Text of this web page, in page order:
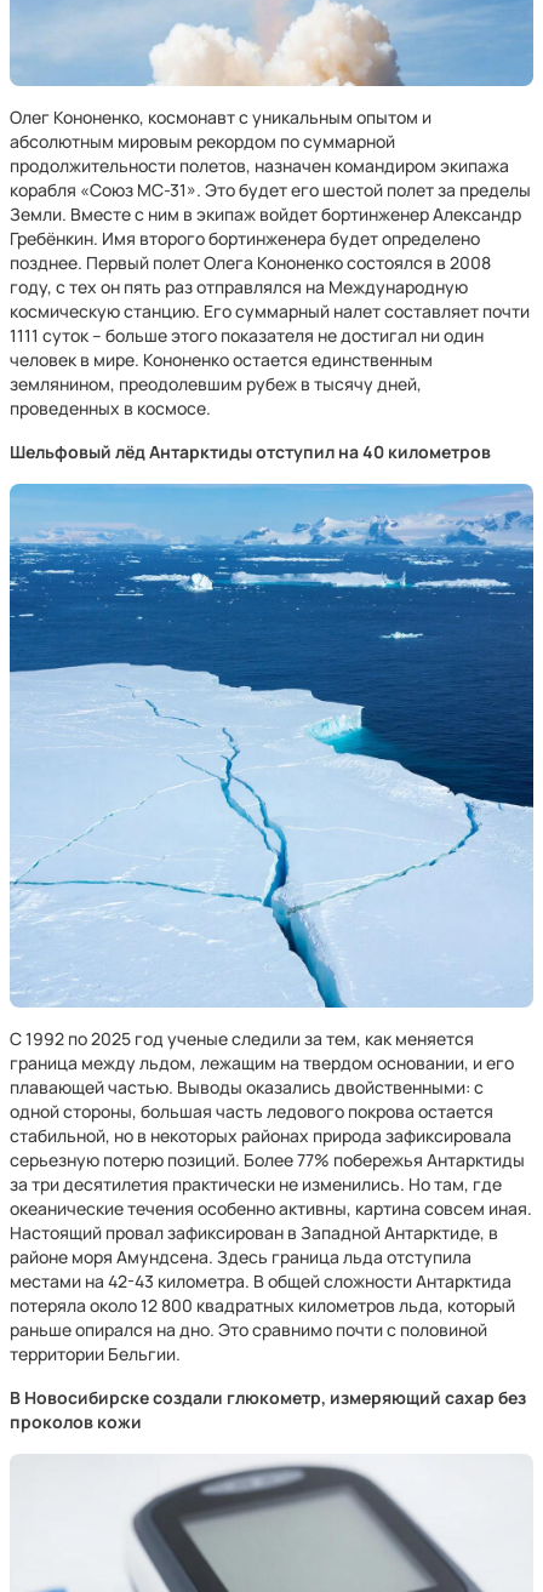
Олег Кононенко, космонавт с уникальным опытом и
абсолютным мировым рекордом по суммарной
продолжительности полетов, назначен командиром экипажа
корабля «Союз МС-31». Это будет его шестой полет за пределы
Земли. Вместе с ним в экипаж войдет бортинженер Александр
Гребёнкин. Имя второго бортинженера будет определено
позднее. Первый полет Олега Кононенко состоялся в 2008
году, с тех он пять раз отправлялся на Международную
космическую станцию. Его суммарный налет составляет почти
1111 суток – больше этого показателя не достигал ни один
человек в мире. Кононенко остается единственным
землянином, преодолевшим рубеж в тысячу дней,
проведенных в космосе.
Шельфовый лёд Антарктиды отступил на 40 километров
С 1992 по 2025 год ученые следили за тем, как меняется
граница между льдом, лежащим на твердом основании, и его
плавающей частью. Выводы оказались двойственными: с
одной стороны, большая часть ледового покрова остается
стабильной, но в некоторых районах природа зафиксировала
серьезную потерю позиций. Более 77% побережья Антарктиды
за три десятилетия практически не изменились. Но там, где
океанические течения особенно активны, картина совсем иная.
Настоящий провал зафиксирован в Западной Антарктиде, в
районе моря Амундсена. Здесь граница льда отступила
местами на 42-43 километра. В общей сложности Антарктида
потеряла около 12 800 квадратных километров льда, который
раньше опирался на дно. Это сравнимо почти с половиной
территории Бельгии.
В Новосибирске создали глюкометр, измеряющий сахар без
проколов кожи